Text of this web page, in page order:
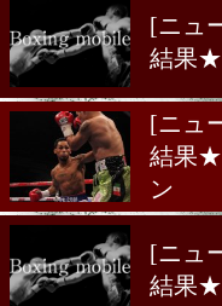
[
結
[
結